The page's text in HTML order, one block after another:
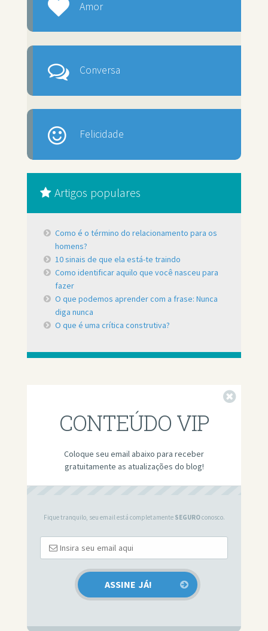
Amor
Conversa
Felicidade
Artigos populares
Como é o término do relacionamento para os
homens?
10 sinais de que ela está-te traindo
Como identificar aquilo que você nasceu para
fazer
O que podemos aprender com a frase: Nunca
diga nunca
O que é uma crítica construtiva?
CONTEÚDO VIP
Coloque seu email abaixo para receber
gratuitamente as atualizações do blog!
Fique tranquilo, seu email está completamente SEGUROconosco.